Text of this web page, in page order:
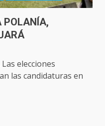
POLANÍA,
elecciones
las candidaturas en